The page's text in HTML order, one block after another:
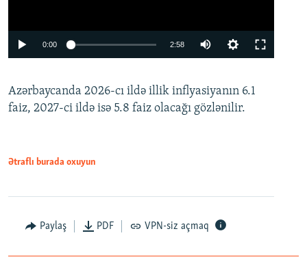
0:00 2:58
360p
480p
Azərbaycanda 2026-cı ildə illik inflyasiyanın 6.1
faiz, 2027-ci ildə isə 5.8 faiz olacağı gözlənilir.
Ətraflı burada oxuyun
Paylaş PDF VPN-siz açmaq